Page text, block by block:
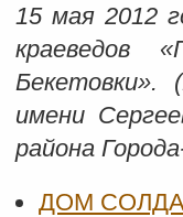
15 мая 2012
краеведов
имени
района
ДОМ